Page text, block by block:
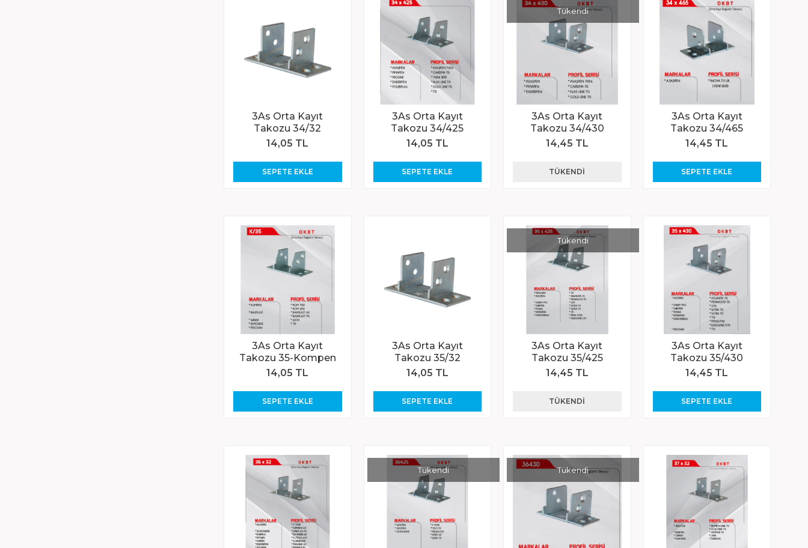
3As Orta Kayıt
Takozu 34/32
14,05 TL
SEPETE EKLE
3As Orta Kayıt
Takozu 34/425
14,05 TL
SEPETE EKLE
Tükendi
3As Orta Kayıt
Takozu 34/430
14,45 TL
TÜKENDI
3As Orta Kayıt
Takozu 34/465
14,45 TL
SEPETE EKLE
3As Orta Kayıt
Takozu 35-Kompen
14,05 TL
SEPETE EKLE
3As Orta Kayıt
Takozu 35/32
14,05 TL
SEPETE EKLE
Tükendi
3As Orta Kayıt
Takozu 35/425
14,45 TL
TÜKENDI
3As Orta Kayıt
Takozu 35/430
14,45 TL
SEPETE EKLE
Tükendi Tükendi